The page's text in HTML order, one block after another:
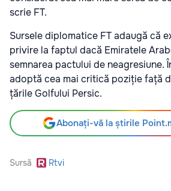
scrie FT.
Sursele diplomatice FT adaugă că
privire la faptul dacă Emiratele
semnarea pactului de neagresiune.
adoptă cea mai critică poziție față
țările Golfului Persic.
Abonați-vă la știrile
Sursă Rtvi